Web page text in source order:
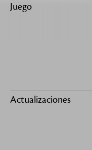
Juego
Actualizaciones